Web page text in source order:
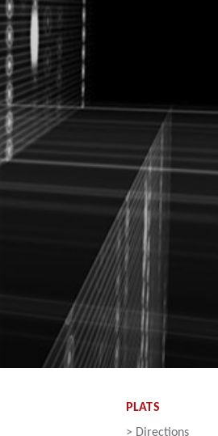
PLATS
> Directions